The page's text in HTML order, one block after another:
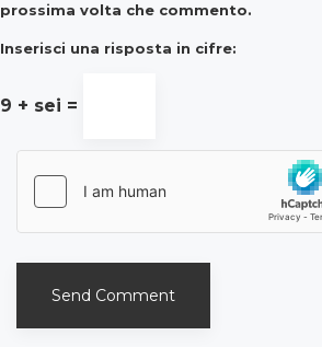
prossima volta che commento.
Inserisci una risposta in cifre:
9 + sei =